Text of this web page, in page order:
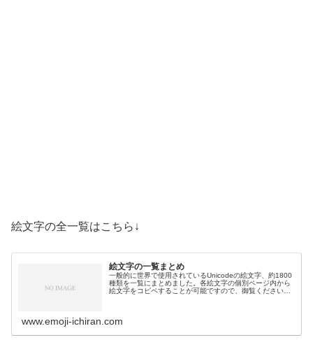
絵文字の全一覧はこちら↓
絵文字の一覧まとめ
一般的に世界で使用されているUnicodeの絵文字、約1800
種類を一覧にまとめました。各絵文字の個別ページ内から
絵文字をコピペすることが可能ですので、御覧ください。
www.emoji-ichiran.com